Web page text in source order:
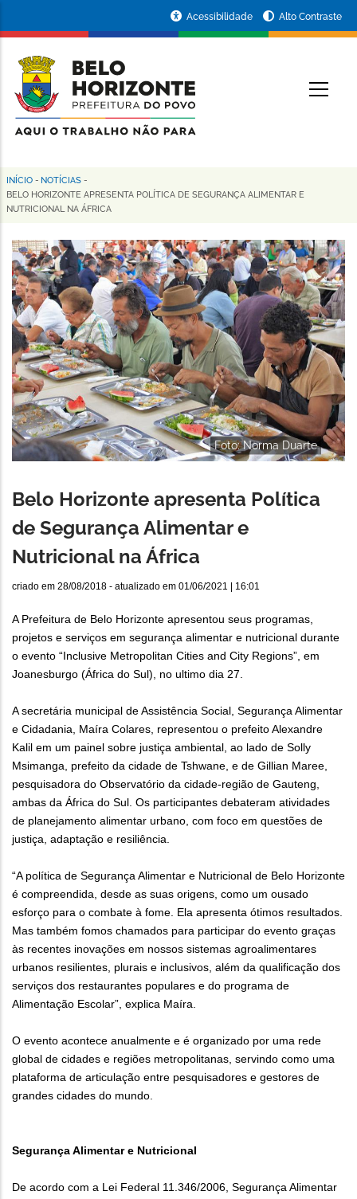
conteúdo
principal
da
Prefeitura
de
Horizonte
Acessibilidade Alto Contraste
Trilha
de
navegação
INÍCIO - NOTÍCIAS -
BELO HORIZONTE APRESENTA POLÍTICA DE SEGURANÇA ALIMENTAR E
NUTRICIONAL NA ÁFRICA
Foto: Norma Duarte
Belo Horizonte apresenta Política
de Segurança Alimentar e
Nutricional na África
criado em 28/08/2018 - atualizado em 01/06/2021 | 16:01
A Prefeitura de Belo Horizonte apresentou seus programas,
projetos e serviços em segurança alimentar e nutricional durante
o evento “Inclusive Metropolitan Cities and City Regions”, em
Joanesburgo (África do Sul), no ultimo dia 27.
A secretária municipal de Assistência Social, Segurança Alimentar
e Cidadania, Maíra Colares, representou o prefeito Alexandre
Kalil em um painel sobre justiça ambiental, ao lado de Solly
Msimanga, prefeito da cidade de Tshwane, e de Gillian Maree,
pesquisadora do Observatório da cidade-região de Gauteng,
ambas da África do Sul. Os participantes debateram atividades
de planejamento alimentar urbano, com foco em questões de
justiça, adaptação e resiliência.
“A política de Segurança Alimentar e Nutricional de Belo Horizonte
é compreendida, desde as suas origens, como um ousado
esforço para o combate à fome. Ela apresenta ótimos resultados.
Mas também fomos chamados para participar do evento graças
às recentes inovações em nossos sistemas agroalimentares
urbanos resilientes, plurais e inclusivos, além da qualificação dos
serviços dos restaurantes populares e do programa de
Alimentação Escolar”, explica Maíra.
O evento acontece anualmente e é organizado por uma rede
global de cidades e regiões metropolitanas, servindo como uma
plataforma de articulação entre pesquisadores e gestores de
grandes cidades do mundo.
Segurança Alimentar e Nutricional
De acordo com a Lei Federal 11.346/2006, Segurança Alimentar